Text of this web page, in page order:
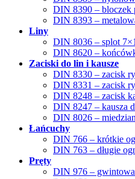
DIN 8390 – bloczek
DIN 8393 –
Liny
DIN 8036 – splot
DIN 8620 –
Zaciski do lin i kausze
DIN 8330 – zacisk
DIN 8331 – zacisk
DIN 8248 – zacisk
DIN 8247 – kausza
DIN 8026 –
Łańcuchy
DIN 766 – krótkie
DIN 763 – długie
Pręty
DIN 976 –